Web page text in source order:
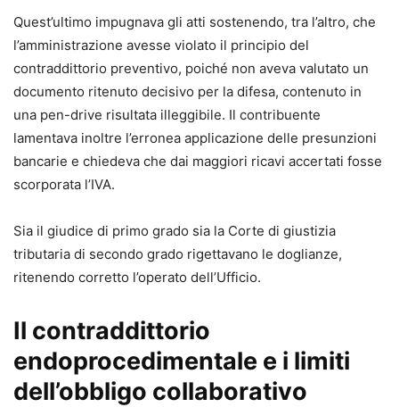
Quest’ultimo impugnava gli atti sostenendo, tra l’altro, che
l’amministrazione avesse violato il principio del
contraddittorio preventivo, poiché non aveva valutato un
documento ritenuto decisivo per la difesa, contenuto in
una pen-drive risultata illeggibile. Il contribuente
lamentava inoltre l’erronea applicazione delle presunzioni
bancarie e chiedeva che dai maggiori ricavi accertati fosse
scorporata l’IVA.
Sia il giudice di primo grado sia la Corte di giustizia
tributaria di secondo grado rigettavano le doglianze,
ritenendo corretto l’operato dell’Ufficio.
Il contraddittorio
endoprocedimentale e i limiti
dell’obbligo collaborativo